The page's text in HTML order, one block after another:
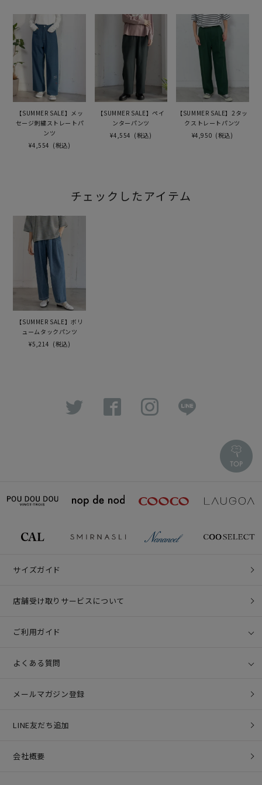
【SUMMER SALE】メッ
セージ刺繍ストレートパ
ンツ
¥4,554 (税込)
【SUMMER SALE】ペイ
ンターパンツ
¥4,554 (税込)
【SUMMER SALE】2タッ
クストレートパンツ
¥4,950 (税込)
チェックしたアイテム
【SUMMER SALE】ボリ
ュームタックパンツ
¥5,214 (税込)
サイズガイド
店舗受け取りサービスについて
ご利用ガイド
よくある質問
メールマガジン登録
LINE友だち追加
会社概要